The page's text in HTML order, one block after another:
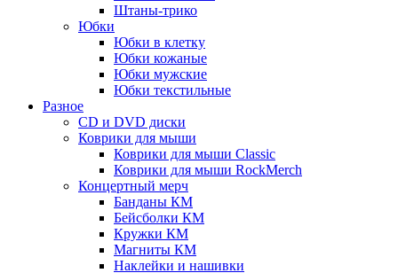
Штаны-трико
Юбки
Юбки в клетку
Юбки кожаные
Юбки мужские
Юбки текстильные
Разное
CD и DVD диски
Коврики для мыши
Коврики для мыши Classic
Коврики для мыши RockMerch
Концертный мерч
Банданы КМ
Бейсболки КМ
Кружки КМ
Магниты КМ
Наклейки и нашивки